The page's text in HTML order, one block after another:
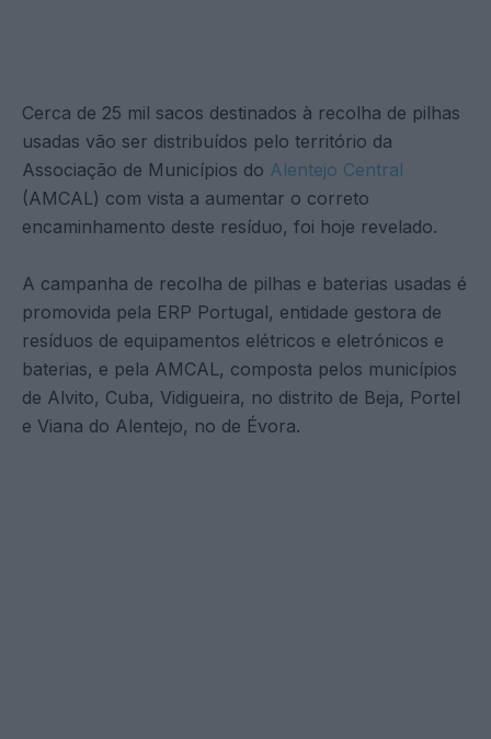
Cerca de 25 mil sacos destinados à recolha de pilhas
usadas vão ser distribuídos pelo território da
Associação de Municípios do Alentejo Central
(AMCAL) com vista a aumentar o correto
encaminhamento deste resíduo, foi hoje revelado.
A campanha de recolha de pilhas e baterias usadas é
promovida pela ERP Portugal, entidade gestora de
resíduos de equipamentos elétricos e eletrónicos e
baterias, e pela AMCAL, composta pelos municípios
de Alvito, Cuba, Vidigueira, no distrito de Beja, Portel
e Viana do Alentejo, no de Évora.